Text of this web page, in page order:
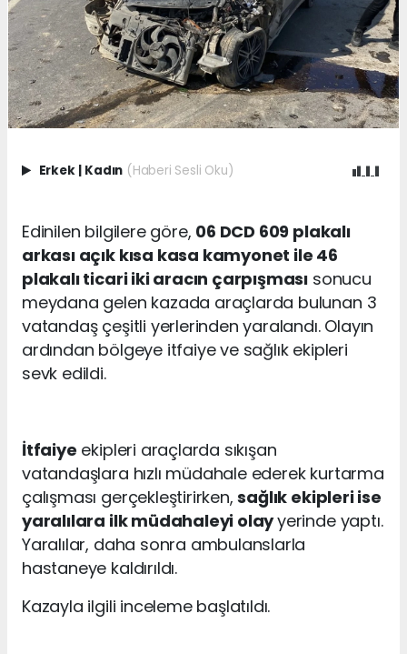
Erkek Kadın (Haberi Sesli Oku)
Edinilen bilgilere göre, 06 DCD 609 plakalı
arkası açık kısa kasa kamyonet ile 46
plakalı ticari iki aracın çarpışması sonucu
meydana gelen kazada araçlarda bulunan 3
vatandaş çeşitli yerlerinden yaralandı. Olayın
ardından bölgeye itfaiye ve sağlık ekipleri
sevk edildi.
İtfaiye ekipleri araçlarda sıkışan
vatandaşlara hızlı müdahale ederek kurtarma
çalışması gerçekleştirirken,sağlık ekipleri ise
yaralılara ilk müdahaleyi olayyerinde yaptı.
Yaralılar, daha sonra ambulanslarla
hastaneye kaldırıldı.
Kazayla ilgili inceleme başlatıldı.